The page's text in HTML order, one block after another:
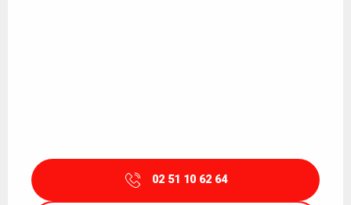
02 51 10 62 64